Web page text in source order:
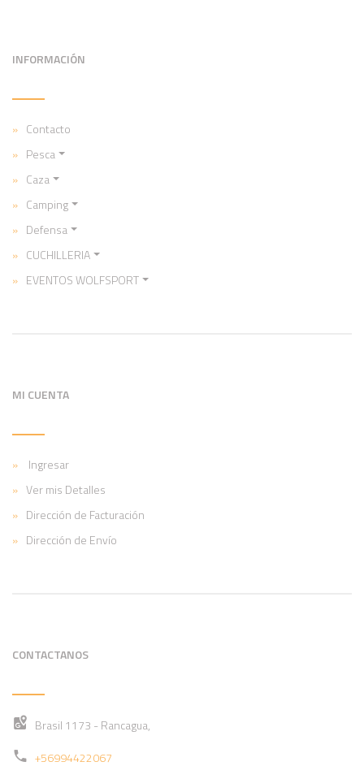
INFORMACIÓN
Contacto
Pesca
Caza
Camping
Defensa
CUCHILLERIA
EVENTOS WOLFSPORT
MI CUENTA
Ingresar
Ver mis Detalles
Dirección de Facturación
Dirección de Envío
CONTACTANOS
Brasil 1173 - Rancagua,
+56994422067